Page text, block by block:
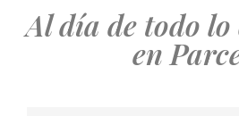
Al día de todo
en